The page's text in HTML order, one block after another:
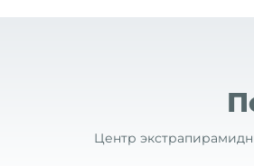
Центр